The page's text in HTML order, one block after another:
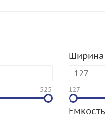
525
Ширина
127
Емкость